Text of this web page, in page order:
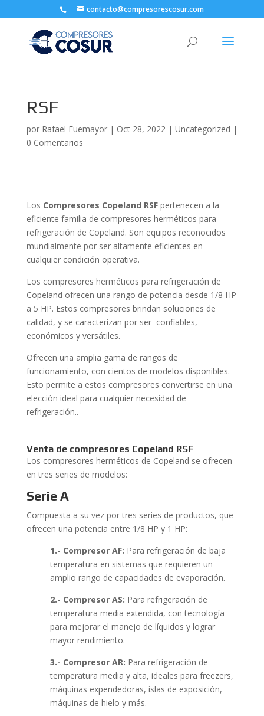
contacto@compresorescosur.com
RSF
por Rafael Fuemayor| Oct 28, 2022| Uncategorized |
0 Comentarios
Los Compresores Copeland RSF pertenecen a la
eficiente familia de compresores herméticos para
refrigeración de Copeland. Son equipos reconocidos
mundialmente por ser altamente eficientes en
cualquier condición operativa.
Los compresores herméticos para refrigeración de
Copeland ofrecen una rango de potencia desde 1/8 HP
a 5 HP. Estos compresores brindan soluciones de
calidad, y se caracterizan por ser confiables,
económicos y versátiles.
Ofrecen una amplia gama de rangos de
funcionamiento, con cientos de modelos disponibles.
Esto permite a estos compresores convertirse en una
elección ideal para cualquier necesidad de
refrigeración..
Ventade compresores Copeland RSF
Los compresores herméticos de Copeland se ofrecen
en tres series de modelos:
Serie A
Compuesta a su vez por tres series de productos, que
ofrecen una potencia entre 1/8 HP y 1 HP:
1.- Compresor AF: Para refrigeración de baja
temperatura en sistemas que requieren un
amplio rango de capacidades de evaporación.
2.- Compresor AS: Para refrigeración de
temperatura media extendida, con tecnología
para mejorar el manejo de líquidos y lograr
mayor rendimiento.
3.- Compresor AR: Para refrigeración de
temperatura media y alta, ideales para freezers,
máquinas expendedoras, islas de exposición,
máquinas de hielo y más.